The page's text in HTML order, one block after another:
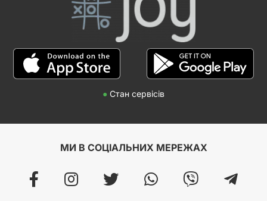
● Стан сервісів
МИ В СОЦІАЛЬНИХ МЕРЕЖАХ